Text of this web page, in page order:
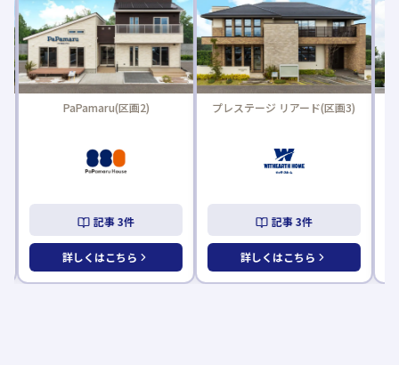
プレステージ リアード(区画3)
記事3件
詳しくはこちら
PaPamaru(区画2)
記事3件
詳しくはこちら